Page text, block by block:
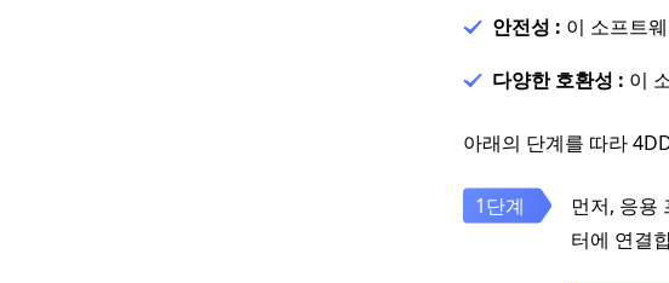
안전성 : 이 소프트
다양한 호환성 : 이
아래의 단계를 따라
먼저, 응용
터에 연결